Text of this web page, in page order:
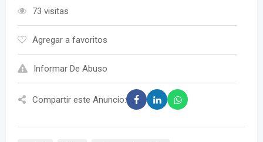
73 visitas
Agregar a favoritos
Informar De Abuso
Compartir este Anuncio: